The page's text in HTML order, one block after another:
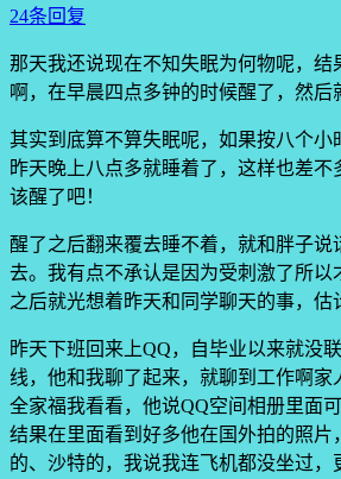
24条回复
那天我还说现在不知失眠为何物呢，结
啊，在早晨四点多钟的时候醒了，然后
其实到底算不算失眠呢，如果按八个小
昨天晚上八点多就睡着了，这样也差
该醒了吧！
醒了之后翻来覆去睡不着，就和胖子说
去。我有点不承认是因为受刺激了所以
之后就光想着昨天和同学聊天的事，估
昨天下班回来上QQ，自毕业以来就没
线，他和我聊了起来，就聊到工作啊家
全家福我看看，他说QQ空间相册里面
结果在里面看到好多他在国外拍的照片
的、沙特的，我说我连飞机都没坐过，